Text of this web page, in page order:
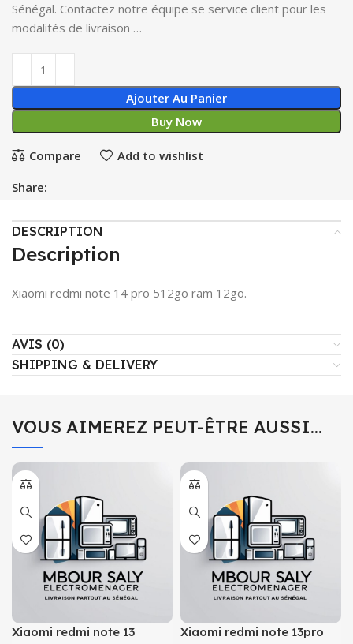
Sénégal. Contactez notre équipe se service client pour les
modalités de livraison …
Ajouter Au Panier
Buy Now
Compare Add to wishlist
Share:
DESCRIPTION
Description
Xiaomi redmi note 14 pro 512go ram 12go.
AVIS (0)
SHIPPING & DELIVERY
VOUS AIMEREZ PEUT-ÊTRE AUSSI…
Xiaomi redmi note 13
Xiaomi redmi note 13pro